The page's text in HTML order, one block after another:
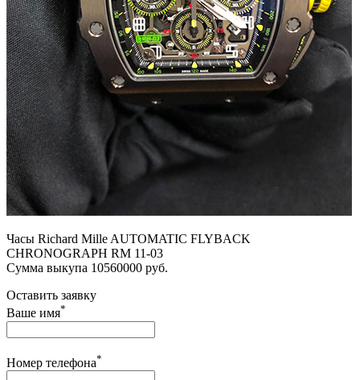
Часы Richard Mille AUTOMATIC FLYBACK
CHRONOGRAPH RM 11-03
Сумма выкупа 10560000 руб.
Оставить заявку
Ваше имя*
Номер телефона*